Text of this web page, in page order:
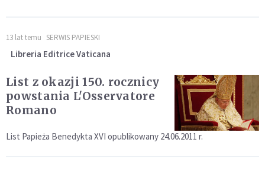
13 lat temu SERWIS PAPIESKI
Libreria Editrice Vaticana
List z okazji 150. rocznicy
powstania L'Osservatore
Romano
List Papieża Benedykta XVI opublikowany 24.06.2011 r.